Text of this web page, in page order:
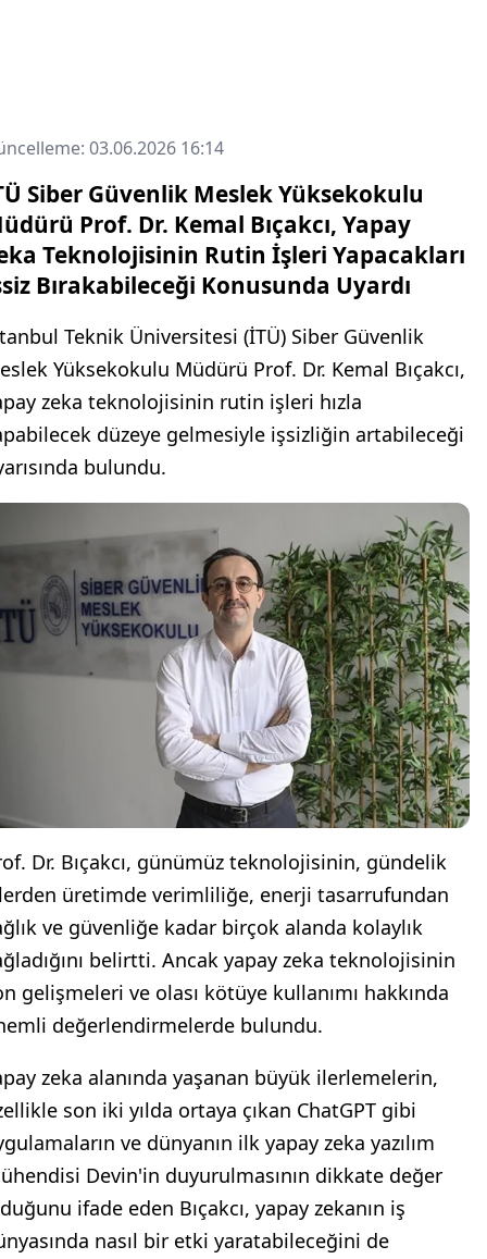
03.06.2026 16:14
Siber Güvenlik Meslek Yüksekokulu
Prof. Dr. Kemal Bıçakcı, Yapay
Teknolojisinin Rutin İşleri Yapacakları
Bırakabileceği Konusunda Uyardı
Teknik Üniversitesi (İTÜ) Siber Güvenlik
Yüksekokulu Müdürü Prof. Dr. Kemal Bıçakcı,
zeka teknolojisinin rutin işleri hızla
düzeye gelmesiyle işsizliğin artabileceği
bulundu.
Dr. Bıçakcı, günümüz teknolojisinin, gündelik
üretimde verimliliğe, enerji tasarrufundan
ve güvenliğe kadar birçok alanda kolaylık
belirtti. Ancak yapay zeka teknolojisinin
gelişmeleri ve olası kötüye kullanımı hakkında
değerlendirmelerde bulundu.
zeka alanında yaşanan büyük ilerlemelerin,
son iki yılda ortaya çıkan ChatGPT gibi
ve dünyanın ilk yapay zeka yazılım
Devin'in duyurulmasının dikkate değer
ifade eden Bıçakcı, yapay zekanın iş
nasıl bir etki yaratabileceğini de